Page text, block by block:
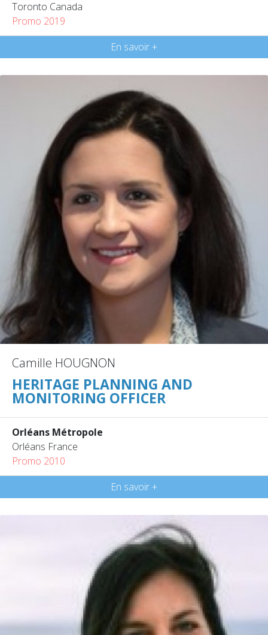
Toronto Canada
Promo 2019
En savoir +
Camille HOUGNON
HERITAGE PLANNING AND
MONITORING OFFICER
Orléans Métropole
Orléans France
Promo 2010
En savoir +